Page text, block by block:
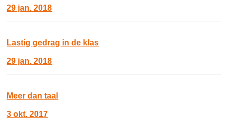
29 jan. 2018
Lastig gedrag in de klas
29 jan. 2018
Meer dan taal
3 okt. 2017